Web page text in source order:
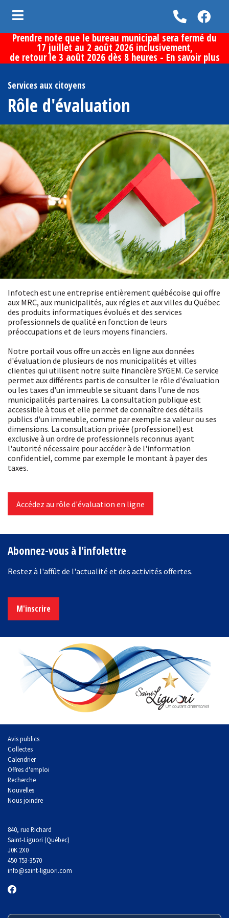
(Vie municipale )
(Services aux citoyens )
(Loisirs et culture )
(Découvrir la municipalité )
Prendre note que le bureau municipal sera fermé du
17 juillet au 2 août 2026 inclusivement,
de retour le 3 août 2026 dès 8 heures - En savoir plus
Services aux citoyens
Rôle d'évaluation
Infotech est une entreprise entièrement québécoise qui offre
aux MRC, aux municipalités, aux régies et aux villes du Québec
des produits informatiques évolués et des services
professionnels de qualité en fonction de leurs
préoccupations et de leurs moyens financiers.
Notre portail vous offre un accès en ligne aux données
d'évaluation de plusieurs de nos municipalités et villes
clientes qui utilisent notre suite financière SYGEM. Ce service
permet aux différents partis de consulter le rôle d'évaluation
ou les taxes d'un immeuble se situant dans l'une de nos
municipalités partenaires. La consultation publique est
accessible à tous et elle permet de connaître des détails
publics d'un immeuble, comme par exemple sa valeur ou ses
dimensions. La consultation privée (professionel) est
exclusive à un ordre de professionnels reconnus ayant
l'autorité nécessaire pour accéder à de l'information
confidentiel, comme par exemple le montant à payer des
taxes.
Accédez au rôle d'évaluation en ligne
Abonnez-vous à l'infolettre
Restez à l'affût de l'actualité et des activités offertes.
M'inscrire
Avis publics
Collectes
Calendrier
Offres d'emploi
Recherche
Nouvelles
Nous joindre
840, rue Richard
Saint-Liguori (Québec)
J0K 2X0
450 753-3570
info@saint-liguori.com